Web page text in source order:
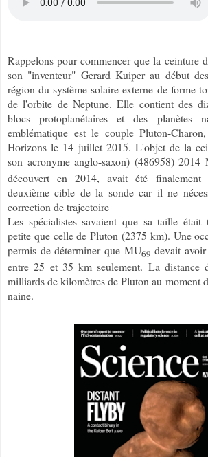
Rappelons pour commencer que la ceinture
son "inventeur" Gerard Kuiper au début
région du système solaire externe de forme
de l'orbite de Neptune. Elle contient des
blocs protoplanétaires et des planètes
emblématique est le couple Pluton-
Horizons le 14 juillet 2015. L'objet de la
son acronyme anglo-saxon) (486958) 2014
découvert en 2014, avait été
deuxième cible de la sonde car il ne
correction de trajectoire
Les spécialistes savaient que sa taille
petite que celle de Pluton (2375 km). Une
permis de déterminer que MU69 devait
entre 25 et 35 km seulement. La
milliards de kilomètres de Pluton au moment
naine.